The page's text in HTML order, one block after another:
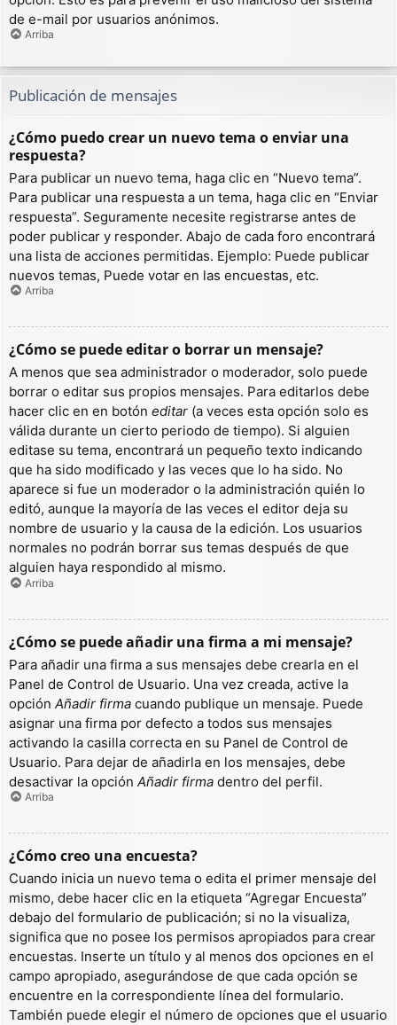
de e-mail por usuarios anónimos.
Arriba
Publicación de mensajes
¿Cómo puedo crear un nuevo tema o enviar una
respuesta?
Para publicar un nuevo tema, haga clic en “Nuevo tema”.
Para publicar una respuesta a un tema, haga clic en “Enviar
respuesta”. Seguramente necesite registrarse antes de
poder publicar y responder. Abajo de cada foro encontrará
una lista de acciones permitidas. Ejemplo: Puede publicar
nuevos temas, Puede votar en las encuestas, etc.
Arriba
¿Cómo se puede editar o borrar un mensaje?
A menos que sea administrador o moderador, solo puede
borrar o editar sus propios mensajes. Para editarlos debe
hacer clic en en botón editar (a veces esta opción solo es
válida durante un cierto periodo de tiempo). Si alguien
editase su tema, encontrará un pequeño texto indicando
que ha sido modificado y las veces que lo ha sido. No
aparece si fue un moderador o la administración quién lo
editó, aunque la mayoría de las veces el editor deja su
nombre de usuario y la causa de la edición. Los usuarios
normales no podrán borrar sus temas después de que
alguien haya respondido al mismo.
Arriba
¿Cómo se puede añadir una firma a mi mensaje?
Para añadir una firma a sus mensajes debe crearla en el
Panel de Control de Usuario. Una vez creada, active la
opción Añadir firma cuando publique un mensaje. Puede
asignar una firma por defecto a todos sus mensajes
activando la casilla correcta en su Panel de Control de
Usuario. Para dejar de añadirla en los mensajes, debe
desactivar la opción Añadir firma dentro del perfil.
Arriba
¿Cómo creo una encuesta?
Cuando inicia un nuevo tema o edita el primer mensaje del
mismo, debe hacer clic en la etiqueta “Agregar Encuesta”
debajo del formulario de publicación; si no la visualiza,
significa que no posee los permisos apropiados para crear
encuestas. Inserte un título y al menos dos opciones en el
campo apropiado, asegurándose de que cada opción se
encuentre en la correspondiente línea del formulario.
También puede elegir el número de opciones que el usuario